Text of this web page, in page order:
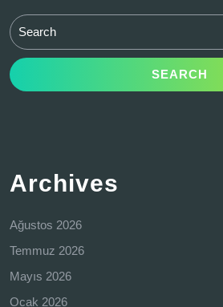
Search
for:
Archives
Ağustos 2026
Temmuz 2026
Mayıs 2026
Ocak 2026